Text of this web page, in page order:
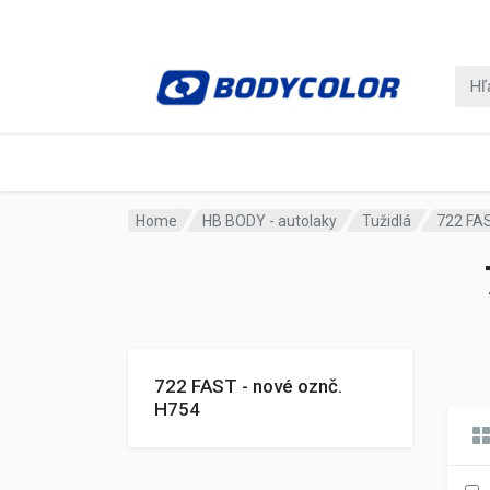
Home HB BODY - autolaky Tužidlá 722
722 FAST - nové oznč.
H754